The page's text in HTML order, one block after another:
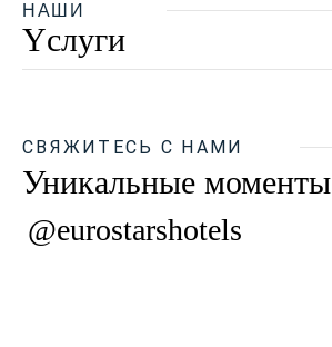
НАШИ
Yслуги
СВЯЖИТЕСЬ С НАМИ
Уникальные моменты
@eurostarshotels